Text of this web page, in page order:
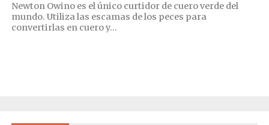
Newton Owino es el único curtidor de cuero verde del
mundo. Utiliza las escamas de los peces para
convertirlas en cuero y...